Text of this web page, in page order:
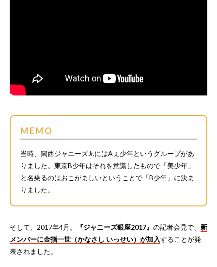
MEMO
当時、関西ジャニーズJr.にはAぇ少年というグループがあ
りました。東京B少年はそれを意識したもので「美少年」
と名乗るのはおこがましいということで「B少年」に決ま
りました。
そして、2017年4月。 『ジャニーズ銀座2017』 の記者会見で、 新
メンバーに金指一世（かなさし いっせい）が加入することが発
表されました。